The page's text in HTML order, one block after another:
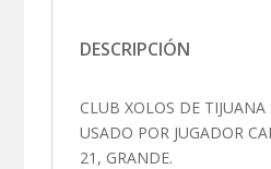
DESCRIPCIÓN
CLUB XOLOS DE TIJUANA
USADO POR JUGADOR
21, GRANDE.